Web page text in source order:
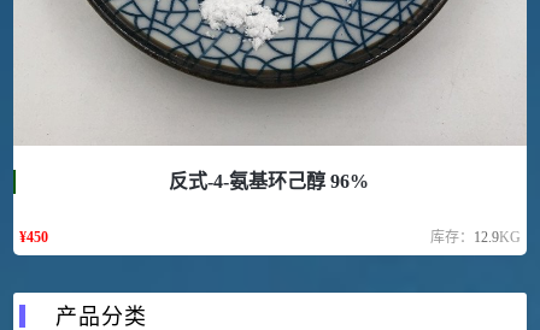
反式-4-氨基环己醇 96%
¥450 库存： 12.9KG
产品分类